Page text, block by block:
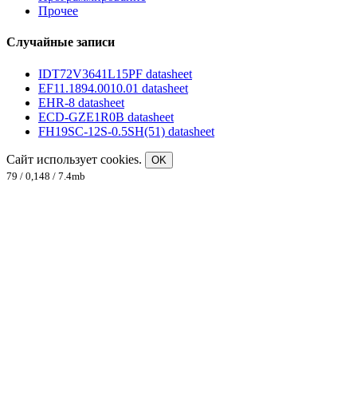
Прочее
Случайные записи
IDT72V3641L15PF datasheet
EF11.1894.0010.01 datasheet
EHR-8 datasheet
ECD-GZE1R0B datasheet
FH19SC-12S-0.5SH(51) datasheet
Сайт использует cookies.
OK
79 / 0,148 / 7.4mb